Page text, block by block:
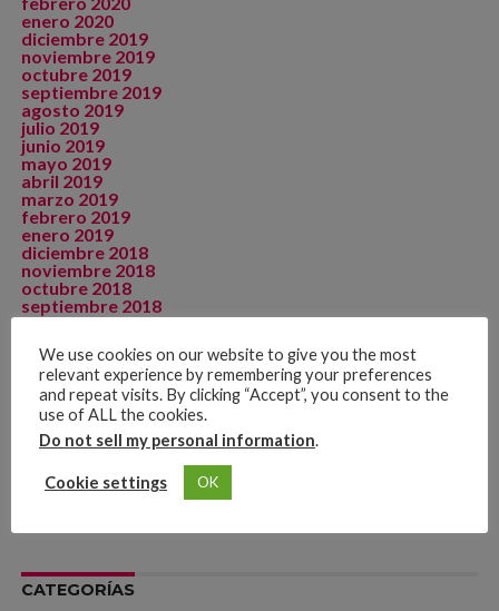
enero 2020
diciembre 2019
noviembre 2019
octubre 2019
septiembre 2019
agosto 2019
julio 2019
junio 2019
mayo 2019
abril 2019
marzo 2019
febrero 2019
enero 2019
diciembre 2018
noviembre 2018
octubre 2018
septiembre 2018
agosto 2018
junio 2018
mayo 2018
abril 2018
diciembre 2017
septiembre 2015
agosto 2015
mayo 2015
CATEGORÍAS
We use cookies on our website to give you the most
relevant experience by remembering your preferences
and repeat visits. By clicking “Accept”, you consent to the
use of ALL the cookies.
Do not sell my personal information.
Cookie settings OK